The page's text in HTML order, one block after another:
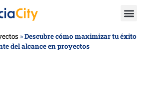
»Descubre cómo maximizar tu éxito
del alcance en proyectos